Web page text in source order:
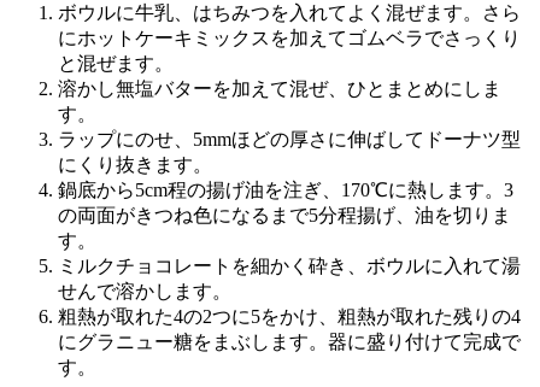
ボウルに牛乳、はちみつを入れてよく混ぜます。さら
にホットケーキミックスを加えてゴムベラでさっくり
と混ぜます。
溶かし無塩バターを加えて混ぜ、ひとまとめにしま
す。
ラップにのせ、5mmほどの厚さに伸ばしてドーナツ型
にくり抜きます。
鍋底から5cm程の揚げ油を注ぎ、170℃に熱します。3
の両面がきつね色になるまで5分程揚げ、油を切りま
す。
ミルクチョコレートを細かく砕き、ボウルに入れて湯
せんで溶かします。
粗熱が取れた4の2つに5をかけ、粗熱が取れた残りの4
にグラニュー糖をまぶします。器に盛り付けて完成で
す。